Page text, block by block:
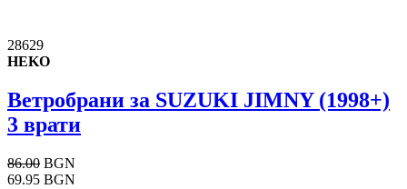
28629
HEKO
Ветробрани за SUZUKI JIMNY (1998+)
3 врати
86.00 BGN
69.95 BGN